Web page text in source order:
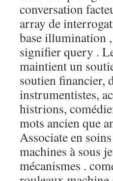
conversation
array de
base illumination
signifier query .
maintient un
soutien financier,
instrumentistes,
histrions,
mots ancien que
Associate en
machines à sous
mécanismes .